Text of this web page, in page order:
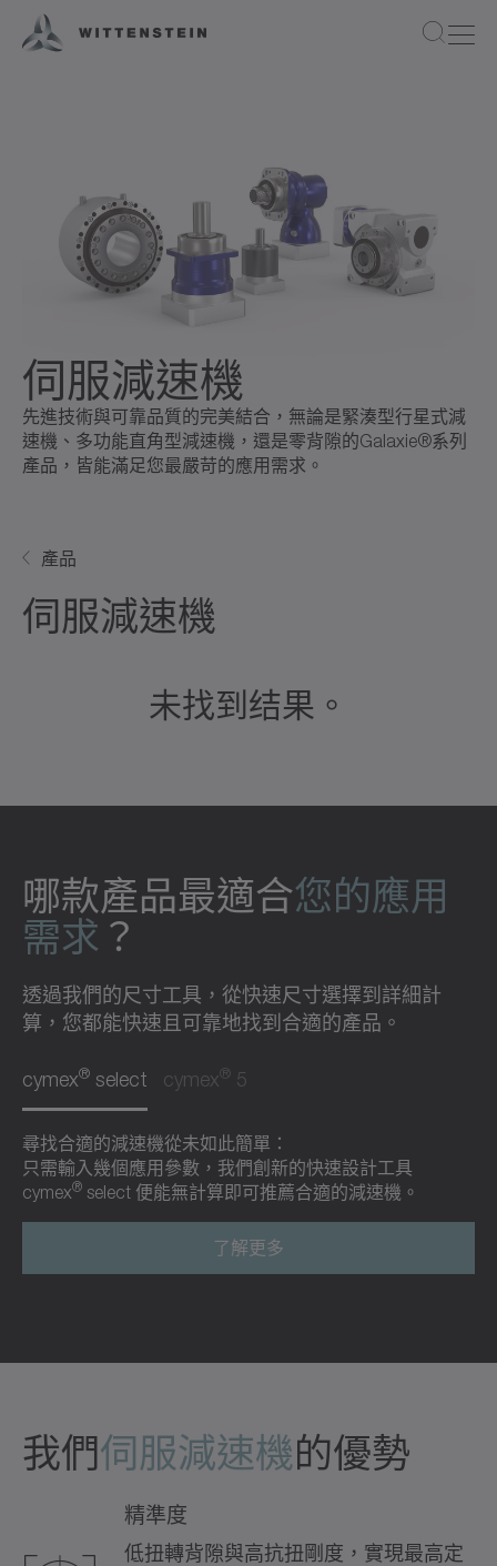
伺服減速機
先進技術與可靠品質的完美結合，無論是緊湊型行星式減
速機、多功能直角型減速機，還是零背隙的Galaxie®系列
產品，皆能滿足您最嚴苛的應用需求。
產品
伺服減速機
未找到结果。
哪款產品最適合您的應用
需求 ？
透過我們的尺寸工具，從快速尺寸選擇到詳細計
算，您都能快速且可靠地找到合適的產品。
cymex® select cymex® 5
尋找合適的減速機從未如此簡單：
只需輸入幾個應用參數，我們創新的快速設計工具
cymex® select 便能無計算即可推薦合適的減速機。
了解更多
我們伺服減速機的優勢
精準度
低扭轉背隙與高抗扭剛度，實現最高定